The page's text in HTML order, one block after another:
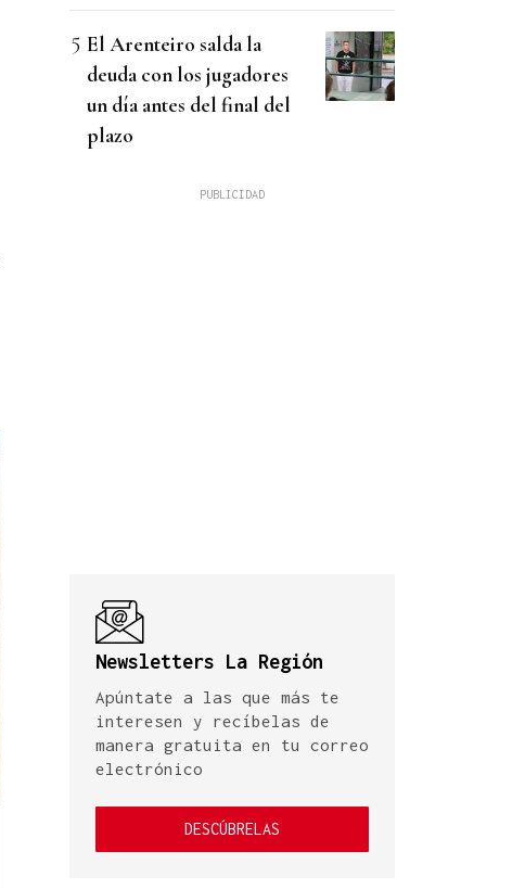
El Arenteiro salda la
deuda con los jugadores
un día antes del final del
plazo
Newsletters La Región
Apúntate a las que más te
interesen y recíbelas de
manera gratuita en tu correo
electrónico
DESCÚBRELAS